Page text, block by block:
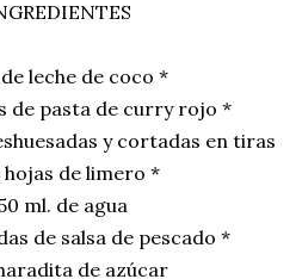
leche de coco *
de pasta de curry rojo *
y cortadas en tiras
hojas de limero *
ml. de agua
de salsa de pescado *
de azúcar